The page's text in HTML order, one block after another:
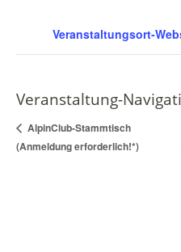
Veranstaltungsort-
Veranstaltung-
AlpinClub-Stammtisch
(Anmeldung erforderlich!*)